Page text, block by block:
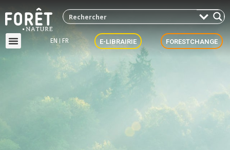
EN FR E-LIBRAIRIE FORESTCHANGE